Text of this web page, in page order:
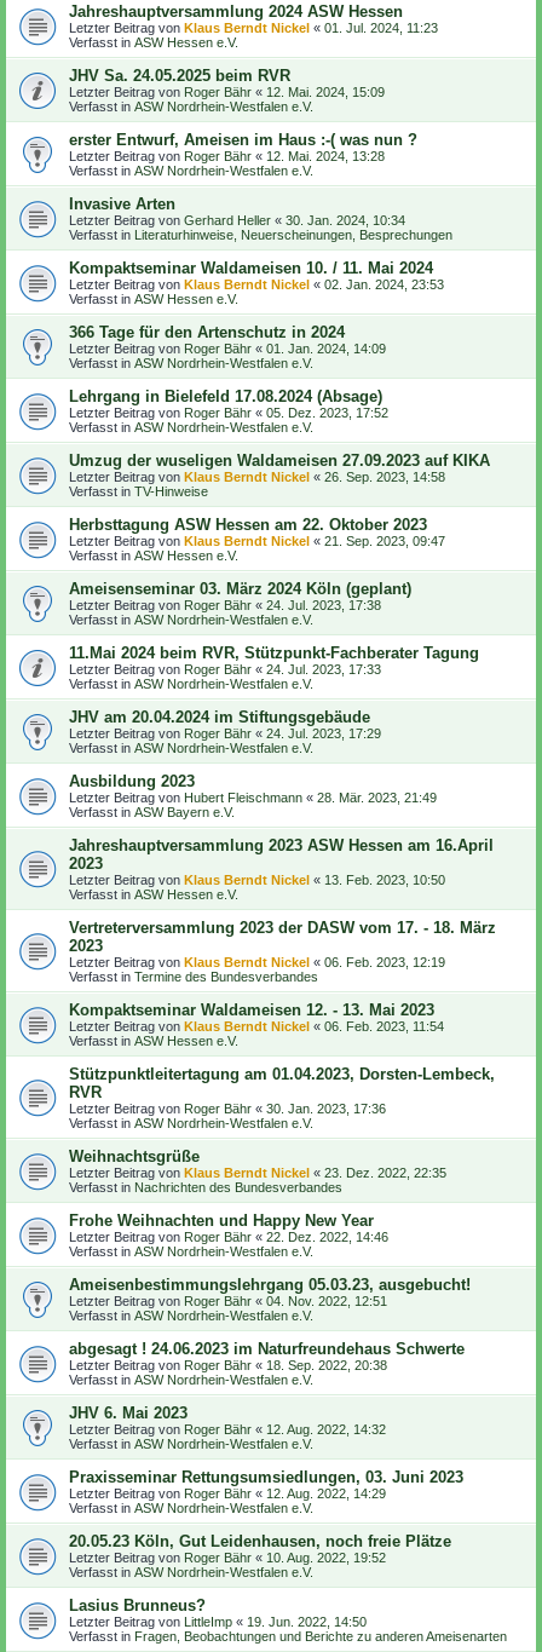
Jahreshauptversammlung 2024 ASW Hessen
Letzter Beitrag von Klaus Berndt Nickel « 01. Jul. 2024, 11:23
Verfasst in ASW Hessen e.V.
JHV Sa. 24.05.2025 beim RVR
Letzter Beitrag von Roger Bähr « 12. Mai. 2024, 15:09
Verfasst in ASW Nordrhein-Westfalen e.V.
erster Entwurf, Ameisen im Haus :-( was nun ?
Letzter Beitrag von Roger Bähr « 12. Mai. 2024, 13:28
Verfasst in ASW Nordrhein-Westfalen e.V.
Invasive Arten
Letzter Beitrag von Gerhard Heller « 30. Jan. 2024, 10:34
Verfasst in Literaturhinweise, Neuerscheinungen, Besprechungen
Kompaktseminar Waldameisen 10. / 11. Mai 2024
Letzter Beitrag von Klaus Berndt Nickel « 02. Jan. 2024, 23:53
Verfasst in ASW Hessen e.V.
366 Tage für den Artenschutz in 2024
Letzter Beitrag von Roger Bähr « 01. Jan. 2024, 14:09
Verfasst in ASW Nordrhein-Westfalen e.V.
Lehrgang in Bielefeld 17.08.2024 (Absage)
Letzter Beitrag von Roger Bähr « 05. Dez. 2023, 17:52
Verfasst in ASW Nordrhein-Westfalen e.V.
Umzug der wuseligen Waldameisen 27.09.2023 auf KIKA
Letzter Beitrag von Klaus Berndt Nickel « 26. Sep. 2023, 14:58
Verfasst in TV-Hinweise
Herbsttagung ASW Hessen am 22. Oktober 2023
Letzter Beitrag von Klaus Berndt Nickel « 21. Sep. 2023, 09:47
Verfasst in ASW Hessen e.V.
Ameisenseminar 03. März 2024 Köln (geplant)
Letzter Beitrag von Roger Bähr « 24. Jul. 2023, 17:38
Verfasst in ASW Nordrhein-Westfalen e.V.
11.Mai 2024 beim RVR, Stützpunkt-Fachberater Tagung
Letzter Beitrag von Roger Bähr « 24. Jul. 2023, 17:33
Verfasst in ASW Nordrhein-Westfalen e.V.
JHV am 20.04.2024 im Stiftungsgebäude
Letzter Beitrag von Roger Bähr « 24. Jul. 2023, 17:29
Verfasst in ASW Nordrhein-Westfalen e.V.
Ausbildung 2023
Letzter Beitrag von Hubert Fleischmann « 28. Mär. 2023, 21:49
Verfasst in ASW Bayern e.V.
Jahreshauptversammlung 2023 ASW Hessen am 16.April
2023
Letzter Beitrag von Klaus Berndt Nickel « 13. Feb. 2023, 10:50
Verfasst in ASW Hessen e.V.
Vertreterversammlung 2023 der DASW vom 17. - 18. März
2023
Letzter Beitrag von Klaus Berndt Nickel « 06. Feb. 2023, 12:19
Verfasst in Termine des Bundesverbandes
Kompaktseminar Waldameisen 12. - 13. Mai 2023
Letzter Beitrag von Klaus Berndt Nickel « 06. Feb. 2023, 11:54
Verfasst in ASW Hessen e.V.
Stützpunktleitertagung am 01.04.2023, Dorsten-Lembeck,
RVR
Letzter Beitrag von Roger Bähr « 30. Jan. 2023, 17:36
Verfasst in ASW Nordrhein-Westfalen e.V.
Weihnachtsgrüße
Letzter Beitrag von Klaus Berndt Nickel « 23. Dez. 2022, 22:35
Verfasst in Nachrichten des Bundesverbandes
Frohe Weihnachten und Happy New Year
Letzter Beitrag von Roger Bähr « 22. Dez. 2022, 14:46
Verfasst in ASW Nordrhein-Westfalen e.V.
Ameisenbestimmungslehrgang 05.03.23, ausgebucht!
Letzter Beitrag von Roger Bähr « 04. Nov. 2022, 12:51
Verfasst in ASW Nordrhein-Westfalen e.V.
abgesagt ! 24.06.2023 im Naturfreundehaus Schwerte
Letzter Beitrag von Roger Bähr « 18. Sep. 2022, 20:38
Verfasst in ASW Nordrhein-Westfalen e.V.
JHV 6. Mai 2023
Letzter Beitrag von Roger Bähr « 12. Aug. 2022, 14:32
Verfasst in ASW Nordrhein-Westfalen e.V.
Praxisseminar Rettungsumsiedlungen, 03. Juni 2023
Letzter Beitrag von Roger Bähr « 12. Aug. 2022, 14:29
Verfasst in ASW Nordrhein-Westfalen e.V.
20.05.23 Köln, Gut Leidenhausen, noch freie Plätze
Letzter Beitrag von Roger Bähr « 10. Aug. 2022, 19:52
Verfasst in ASW Nordrhein-Westfalen e.V.
Lasius Brunneus?
Letzter Beitrag von LittleImp « 19. Jun. 2022, 14:50
Verfasst in Fragen, Beobachtungen und Berichte zu anderen Ameisenarten